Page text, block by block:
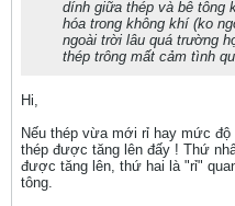
dính giữa thép và bê tông
hóa trong không khí (ko
ngoài trời lâu quá trường
thép trông mất cảm tình
Hi,
Nếu thép vừa mới rỉ hay mức
thép được tăng lên đấy ! Thứ
được tăng lên, thứ hai là "rỉ"
tông.